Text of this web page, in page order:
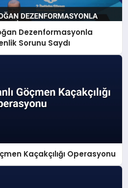
Dezenformasyonla
Sorunu Saydı
Kaçakçılığı Operasyonu